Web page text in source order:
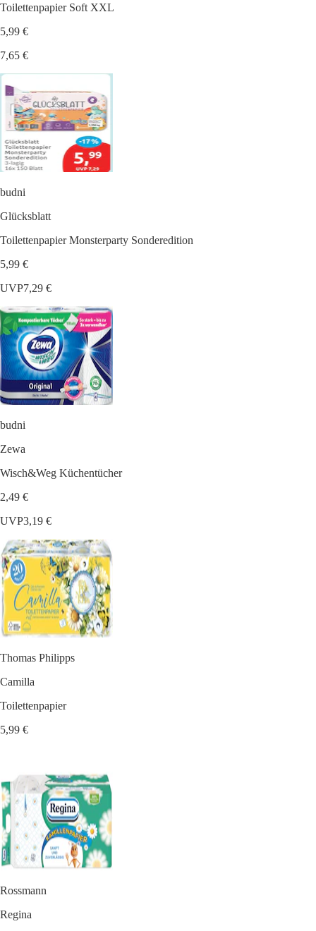
Toilettenpapier Soft XXL
5,99 €
7,65 €
budni
Glücksblatt
Toilettenpapier Monsterparty Sonderedition
5,99 €
UVP7,29 €
budni
Zewa
Wisch&Weg Küchentücher
2,49 €
UVP3,19 €
Thomas Philipps
Camilla
Toilettenpapier
5,99 €
Rossmann
Regina